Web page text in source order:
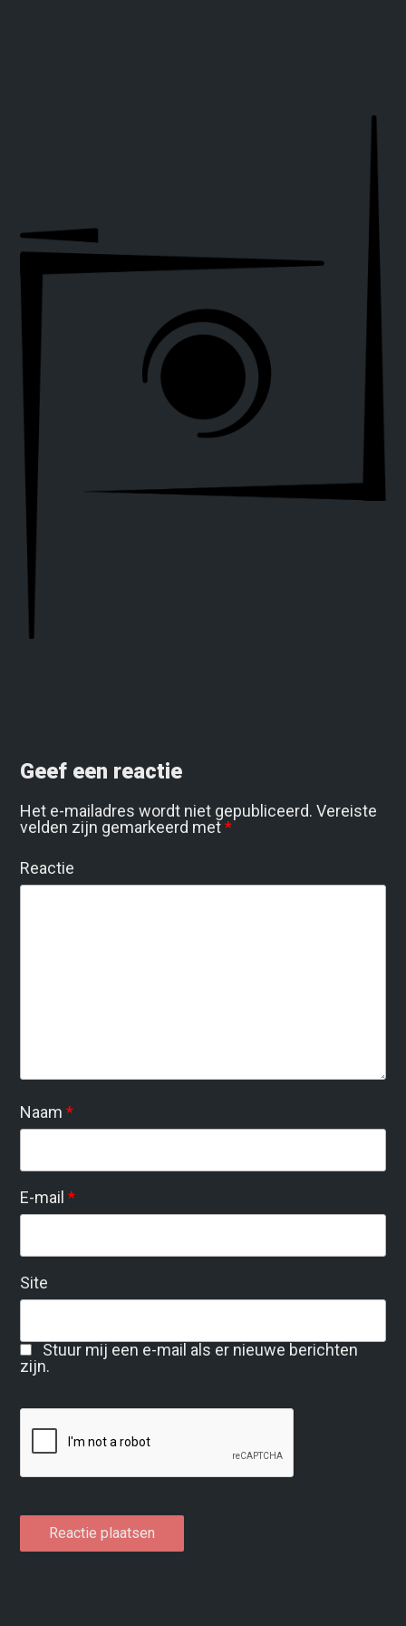
Geef een reactie
Het e-mailadres wordt niet gepubliceerd. Vereiste
velden zijn gemarkeerd met*
Reactie
Naam*
E-mail*
Site
Stuur mij een e-mail als er nieuwe berichten
zijn.